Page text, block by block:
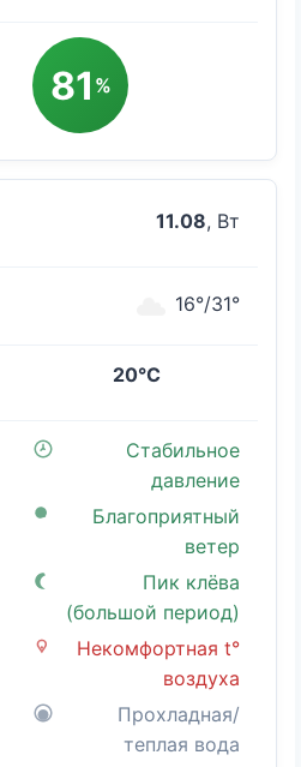
81 %
11.08, Вт
16°/31°
20°C
Стабильное
давление
Благоприятный
ветер
Пик клёва
(большой период)
Некомфортная t°
воздуха
Прохладная/
теплая вода